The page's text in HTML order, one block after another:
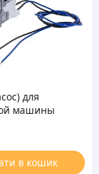
для
машины
в кошик